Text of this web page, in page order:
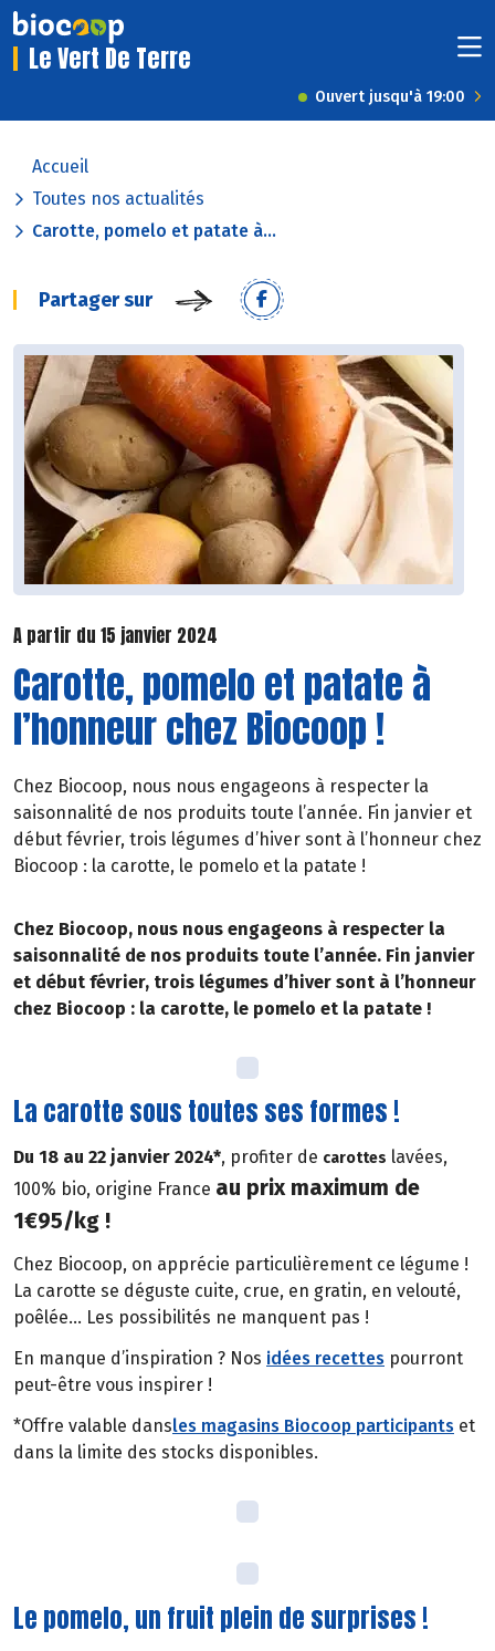
Le Vert De Terre
Ouvert jusqu'à 19:00
Accueil
Toutes nos actualités
Carotte, pomelo et patate à...
Partager sur
A partir du 15 janvier 2024
Carotte, pomelo et patate à
l’honneur chez Biocoop !
Chez Biocoop, nous nous engageons à respecter la
saisonnalité de nos produits toute l’année. Fin janvier et
début février, trois légumes d’hiver sont à l’honneur chez
Biocoop : la carotte, le pomelo et la patate !
Chez Biocoop, nous nous engageons à respecter la
saisonnalité de nos produits toute l’année. Fin janvier
et début février, trois légumes d’hiver sont à l’honneur
chez Biocoop : la carotte, le pomelo et la patate !
La carotte sous toutes ses formes !
Du 18 au 22 janvier 2024*, profiter de carottes lavées,
100% bio, origine France au prix maximum de
1€95/kg !
Chez Biocoop, on apprécie particulièrement ce légume !
La carotte se déguste cuite, crue, en gratin, en velouté,
poêlée… Les possibilités ne manquent pas !
En manque d’inspiration ? Nos idées recettes pourront
peut-être vous inspirer !
*Offre valable dansles magasins Biocoop participants et
dans la limite des stocks disponibles.
Le pomelo, un fruit plein de surprises !